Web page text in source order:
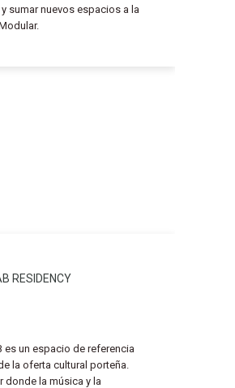
sumar nuevos espacios a la
RESIDENCY
es un espacio de referencia
la oferta cultural porteña.
donde la música y la